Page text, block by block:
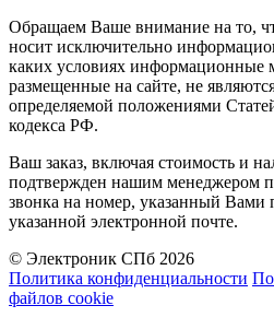
Обращаем Ваше внимание на то,
носит исключительно
каких условиях информационные
размещенные на сайте, не
определяемой положениями
кодекса РФ.
Ваш заказ, включая стоимость и
подтвержден нашим менеджером
звонка на номер, указанный Вами
указанной электронной почте.
© Электроник СПб 2026
Политика конфиденциальности
файлов cookie